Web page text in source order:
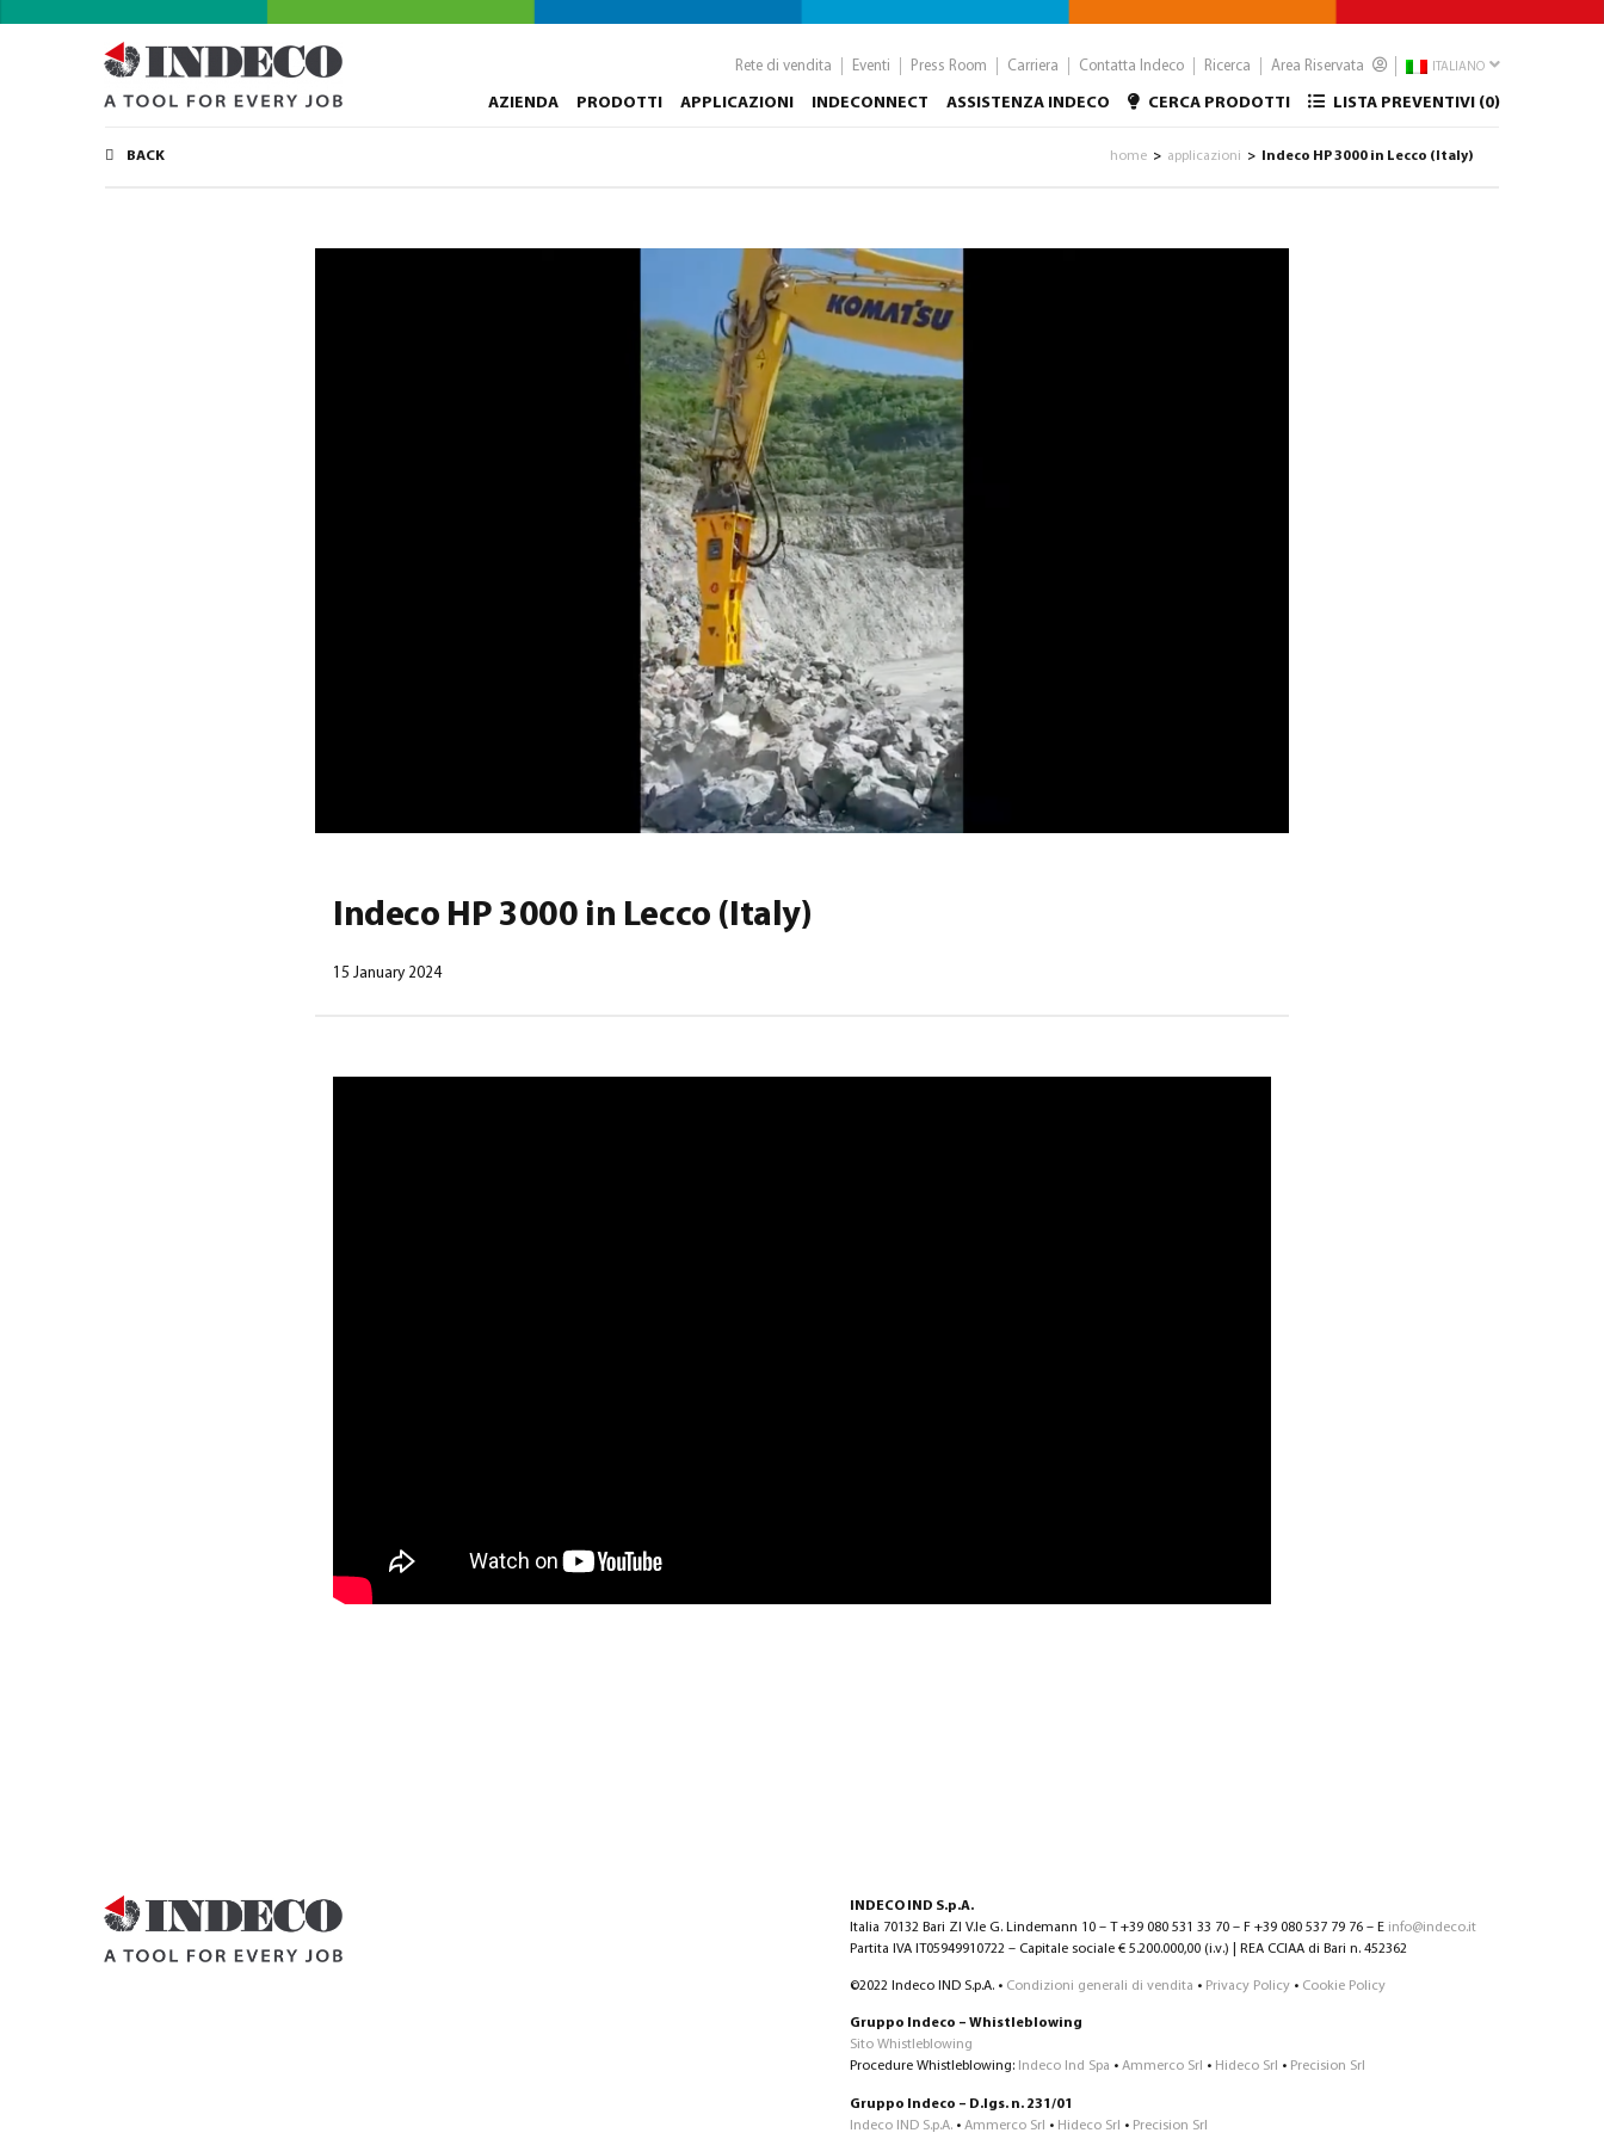
Rete di vendita Eventi Press Room Carriera Contatta Indeco Ricerca Area Riservata ITALIANO
AZIENDA PRODOTTI APPLICAZIONI INDECONNECT ASSISTENZA INDECO CERCA PRODOTTI LISTA PREVENTIVI (0)
BACK home > applicazioni > Indeco HP 3000 in Lecco (Italy)
Indeco HP 3000 in Lecco (Italy)
15 January 2024
INDECO IND S.p.A.
Italia 70132 Bari ZI V.le G. Lindemann 10 – T +39 080 531 33 70 – F +39 080 537 79 76 – E info@indeco.it
Partita IVA IT05949910722 – Capitale sociale € 5.200.000,00 (i.v.) | REA CCIAA di Bari n. 452362
©2022 Indeco IND S.p.A. • Condizioni generali di vendita • Privacy Policy • Cookie Policy
Gruppo Indeco – Whistleblowing
Sito Whistleblowing
Procedure Whistleblowing: Indeco Ind Spa • Ammerco Srl • Hideco Srl • Precision Srl
Gruppo Indeco – D.lgs. n. 231/01
Indeco IND S.p.A. • Ammerco Srl • Hideco Srl • Precision Srl